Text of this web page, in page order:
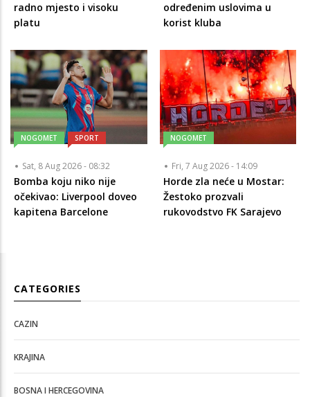
radno mjesto i visoku
platu
određenim uslovima u
korist kluba
NOGOMET SPORT
Sat, 8 Aug 2026 - 08:32
Bomba koju niko nije
očekivao: Liverpool doveo
kapitena Barcelone
NOGOMET
Fri, 7 Aug 2026 - 14:09
Horde zla neće u Mostar:
Žestoko prozvali
rukovodstvo FK Sarajevo
CATEGORIES
CAZIN
KRAJINA
BOSNA I HERCEGOVINA